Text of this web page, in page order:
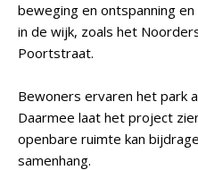
beweging en ontspanning
in de wijk, zoals het
Poortstraat.
Bewoners ervaren het park
Daarmee laat het project
openbare ruimte kan
samenhang.